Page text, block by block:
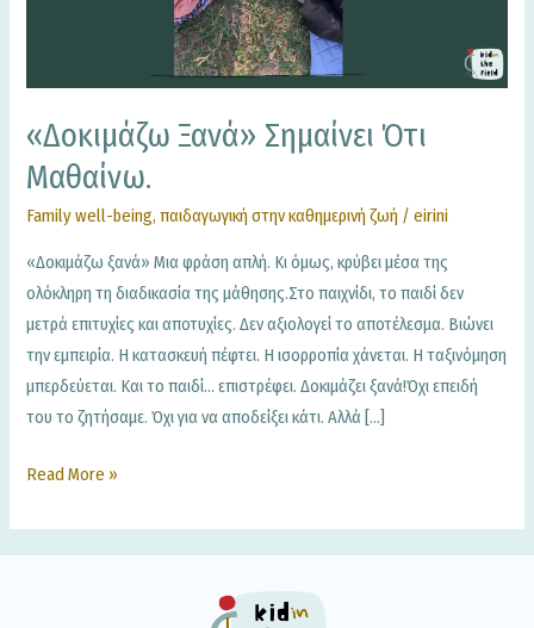
«Δοκιμάζω Ξανά» Σημαίνει Ότι
Μαθαίνω.
Family well-being,παιδαγωγική στην καθημερινή ζωή /eirini
«Δοκιμάζω ξανά» Μια φράση απλή. Κι όμως, κρύβει μέσα της
ολόκληρη τη διαδικασία της μάθησης.Στο παιχνίδι, το παιδί δεν
μετρά επιτυχίες και αποτυχίες. Δεν αξιολογεί το αποτέλεσμα. Βιώνει
την εμπειρία. Η κατασκευή πέφτει. Η ισορροπία χάνεται. Η ταξινόμηση
μπερδεύεται. Και το παιδί… επιστρέφει. Δοκιμάζει ξανά!Όχι επειδή
του το ζητήσαμε. Όχι για να αποδείξει κάτι. Αλλά […]
Read More »